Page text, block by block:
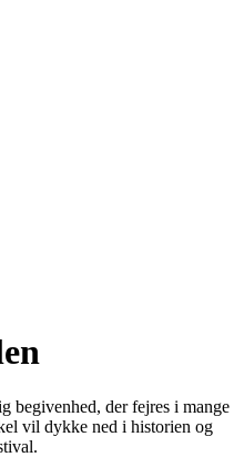
begivenhed, der fejres i mange
vil dykke ned i historien og